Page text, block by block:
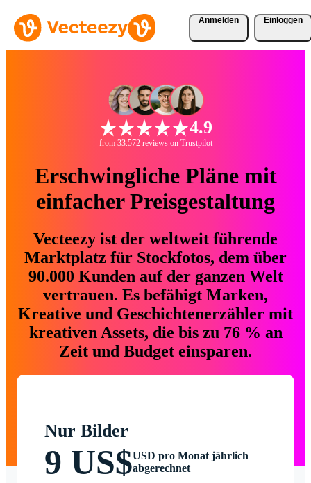
Anmelden Einloggen
4.9
from 33.572 reviews on Trustpilot
Erschwingliche Pläne mit
einfacher Preisgestaltung
Vecteezy ist der weltweit führende
Marktplatz für Stockfotos, dem über
90.000 Kunden auf der ganzen Welt
vertrauen. Es befähigt Marken,
Kreative und Geschichtenerzähler mit
kreativen Assets, die bis zu 76 % an
Zeit und Budget einsparen.
Nur Bilder
9 US$USD pro Monat jährlich
abgerechnet